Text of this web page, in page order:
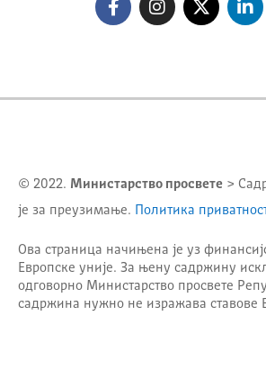
© 2022. Министарство просвете >
је за преузимање. Политика
Ова страница начињена је уз
Европске уније. За њену садржину
одговорно Министарство просвете
садржина нужно не изражава ставове